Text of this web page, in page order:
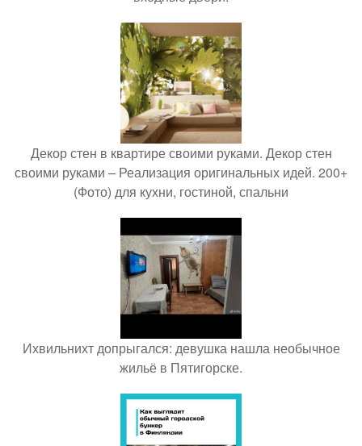
Декор стен в квартире своими руками. Декор стен
своими руками – Реализация оригинальных идей. 200+
(Фото) для кухни, гостиной, спальни
Ихвильнихт допрыгался: девушка нашла необычное
жильё в Пятигорске.